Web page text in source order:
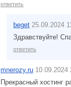
ответить
beget 25.09.2024
Здравствуйте!
ответить
mnerozy.ru 10.09.2024
Прекрасный хостинг